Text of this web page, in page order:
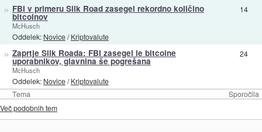
Tema Sporočila
» FBI v primeru Silk Road zasegel rekordno količino
bitcoinov
McHusch
Oddelek: Novice/Kriptovalute
14
» Zaprtje Silk Roada: FBI zasegel le bitcoine
uporabnikov, glavnina še pogrešana
McHusch
Oddelek: Novice/Kriptovalute
24
Več podobnih tem